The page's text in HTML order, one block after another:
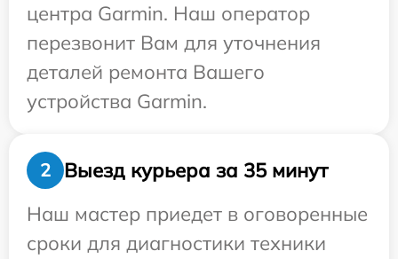
центра Garmin. Наш оператор
перезвонит Вам для уточнения
деталей ремонта Вашего
устройства Garmin.
2
Выезд курьера за 35 минут
Наш мастер приедет в оговоренные
сроки для диагностики техники